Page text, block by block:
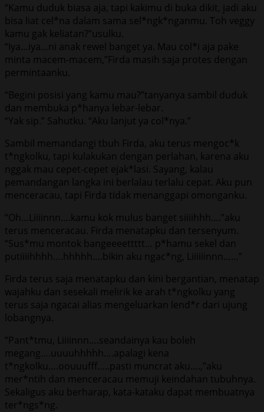
“Kamu duduk biasa aja, tapi kakimu di buka dikit, jadi aku
bisa liat cel*na dalam sama sel*ngk*nganmu. Toh veggy
kamu gak keliatan?”usulku.
“Iya…iya…ni anak rewel banget ya. Mau col*i aja pake
minta macem-macem,”Firda masih saja protes dengan
permintaanku.
“Begini posisi yang kamu mau?”tanyanya sambil duduk
dan membuka p*hanya lebar-lebar.
“Yak sip.” Sahutku. “Aku lanjut ya col*nya.”
Sambil memandangi tbuh Firda, aku terus mengoc*k
t*ngkolku, tapi kulakukan dengan perlahan, karena aku
nggak mau cepet-cepet ejak*lasi. Sayang, kalau
pemandangan langka ini berlalau terlalu cepat. Aku pun
menceracau, tapi Firda tidak menanggapi omonganku.
“Oh…Liiiinnn….kamu kok mulus banget siiiihhh….”aku
terus menceracau. Firda menatapku dan tersenyum.
“Sus*mu montok bangeeeettttt… p*hamu sekel dan
putiiiihhhh….hhhhh….bikin aku ngac*ng, Liiiiiinnn……”
Firda terus saja menatapku dan kini bergantian, menatap
wajahku dan sesekali melirik ke arah t*ngkolku yang
terus saja ngacai alias mengeluarkan lend*r dari ujung
lobangnya.
“Pant*tmu, Liiiinnn….seandainya kau boleh
megang….uuuuhhhhh….apalagi kena
t*ngkolku….oouuufff…..pasti muncrat aku….,”aku
mer*ntih dan menceracau memuji keindahan tubuhnya.
Sekaligus aku berharap, kata-kataku dapat membuatnya
ter*ngs*ng.